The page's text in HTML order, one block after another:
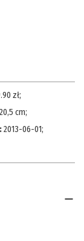
zł;
cm;
2013-06-01;